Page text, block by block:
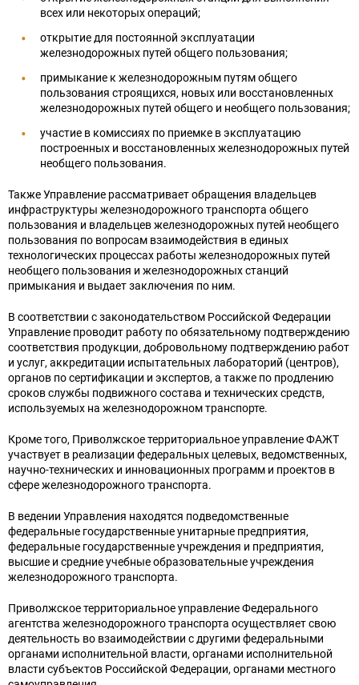
Закупки
Развитие сети железных дорог
Противодействие коррупции
Обеспечение доступности услуг
железнодорожного транспорта
Крымская железная дорога
Реализация национального проекта "План
комплексной модернизации и расширения
магистральной инфраструктуры"
Подготовка кадров для железнодорожной
отрасли
Информационное сообщение о проведении
генерального директора Федерального
«Крымская железная дорога»
Сервисы
Общественное мнение
Полезная информация
Референтные группы
Общественные инициативы
Отзывы о качестве созданных условий для
инвалидов
всех или некоторых операций;
открытие для постоянной эксплуатации
железнодорожных путей общего пользования;
примыкание к железнодорожным путям общего
пользования строящихся, новых или восстановленных
железнодорожных путей общего и необщего пользования;
участие в комиссиях по приемке в эксплуатацию
построенных и восстановленных железнодорожных путей
необщего пользования.
Также Управление рассматривает обращения владельцев
инфраструктуры железнодорожного транспорта общего
пользования и владельцев железнодорожных путей необщего
пользования по вопросам взаимодействия в единых
технологических процессах работы железнодорожных путей
необщего пользования и железнодорожных станций
примыкания и выдает заключения по ним.
В соответствии с законодательством Российской Федерации
Управление проводит работу по обязательному подтверждению
соответствия продукции, добровольному подтверждению работ
и услуг, аккредитации испытательных лабораторий (центров),
органов по сертификации и экспертов, а также по продлению
сроков службы подвижного состава и технических средств,
используемых на железнодорожном транспорте.
Кроме того, Приволжское территориальное управление ФАЖТ
участвует в реализации федеральных целевых, ведомственных,
научно-технических и инновационных программ и проектов в
сфере железнодорожного транспорта.
В ведении Управления находятся подведомственные
федеральные государственные унитарные предприятия,
федеральные государственные учреждения и предприятия,
высшие и средние учебные образовательные учреждения
железнодорожного транспорта.
Приволжское территориальное управление Федерального
агентства железнодорожного транспорта осуществляет свою
деятельность во взаимодействии с другими федеральными
органами исполнительной власти, органами исполнительной
власти субъектов Российской Федерации, органами местного